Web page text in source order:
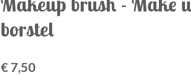
borstel
€ 7,50